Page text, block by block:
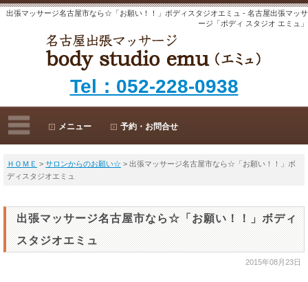
出張マッサージ名古屋市なら☆「お願い！！」ボディスタジオエミュ - 名古屋出張マッサ
ージ「ボディ スタジオ エミュ」
Tel：052-228-0938
メニュー 予約・お問合せ
ＨＯＭＥ > サロンからのお願い☆ > 出張マッサージ名古屋市なら☆「お願い！！」ボ
ディスタジオエミュ
出張マッサージ名古屋市なら☆「お願い！！」ボディ
スタジオエミュ
2015年08月23日